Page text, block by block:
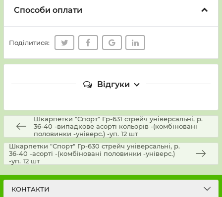
Способи оплати
Поділитися:
Відгуки
Шкарпетки "Спорт" Гр-631 стрейч універсальні, р.
36-40 -випадкове асорті кольорів -(комбіновані
половинки -універс.) -уп. 12 шт
Шкарпетки "Спорт" Гр-630 стрейч універсальні, р.
36-40 -асорті -(комбіновані половинки -універс.)
-уп. 12 шт
КОНТАКТИ